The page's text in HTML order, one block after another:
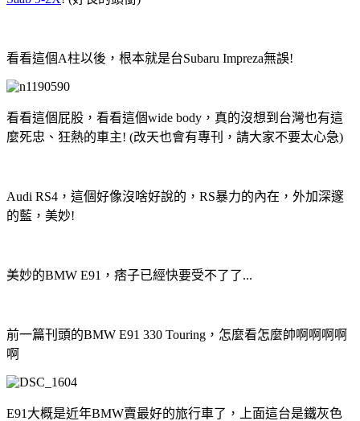
看看這個A柱以後，根本就是台Subaru Impreza無誤!
看看這個屁股，看看這個wide body，真的沒想到台灣也有這
麼死忠、狂熱的車主! (改天也會有專刊，請大家不要太心急)
Audi RS4，這個好像沒啥好說的，RS暴力的內在，外加深邃
的藍，美妙!
美妙的BMW E91，痞子已經快要受不了了...
前一篇刊頭的BMW E91 330 Touring，怎麼看怎麼帥啊啊啊啊
啊
E91大概是近年BMW賣最好的旅行車了，上面這台是鐵灰色